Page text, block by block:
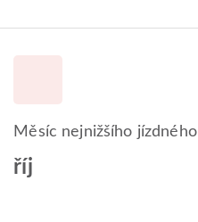
Měsíc nejnižšího jízdného
říj